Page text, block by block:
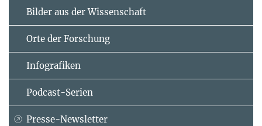
Bilder aus der Wissenschaft
Orte der Forschung
Infografiken
Podcast-Serien
Presse-Newsletter